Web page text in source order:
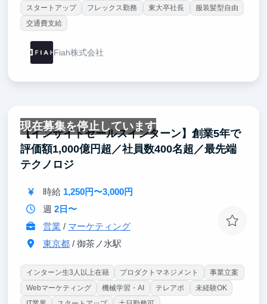
スタートアップ
フレックス勤務 東大卒社長
服装髪型自由
交通費支給
Fiah株式会社
現在募集を停止しています
【インサイドセールスインターン】創業5年で
評価額1,000億円超／社員数400名超／最先端
テクノロジ
時給 1,250円〜3,000円
週 2日〜
営業 / マーケティング
東京都/ 御茶ノ水駅
インターン生3人以上在籍 プロダクトマネジメント
事業立案
Webマーケティング
機械学習・AI テレアポ
未経験OK